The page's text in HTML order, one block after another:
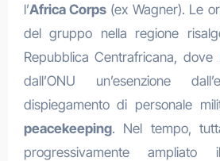
l’Africa Corps (ex Wagner). Le
del gruppo nella regione
Repubblica Centrafricana,
dall’ONU un’esenzione
dispiegamento di personale
peacekeeping. Nel tempo,
progressivamente